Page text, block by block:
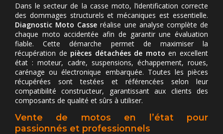
Dans le secteur de la casse moto, l’identification correcte
des dommages structurels et mécaniques est essentielle.
Diagnostic Moto Casseréalise une analyse complète de
chaque moto accidentée afin de garantir une évaluation
fiable. Cette démarche permet de maximiser la
récupération de pièces détachées de moto en excellent
état : moteur, cadre, suspensions, échappement, roues,
carénage ou électronique embarquée. Toutes les pièces
récupérées sont testées et référencées selon leur
compatibilité constructeur, garantissant aux clients des
composants de qualité et sûrs à utiliser.
Vente de motos en l’état pour
passionnés et professionnels